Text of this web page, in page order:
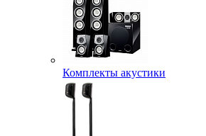
Комплекты акустики